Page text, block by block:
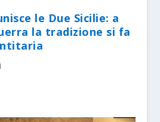
le Due Sicilie: a
la tradizione si fa